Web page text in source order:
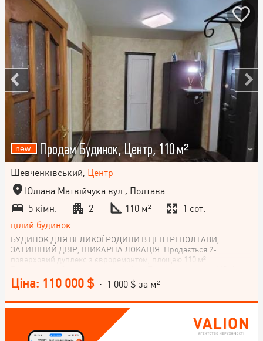
Продам Будинок, Центр, 110 м²
Шевченківський, Центр
Юліана Матвійчука вул., Полтава
5 кімн.
2 110 м²
1 сот.
цілий будинок
БУДИНОК ДЛЯ ВЕЛИКОЇ РОДИНИ В ЦЕНТРІ ПОЛТАВИ,
ЗАТИШНИЙ ДВІР, ШИКАРНА ЛОКАЦІЯ. Продається 2-
поверховий дуплекс з євроремонтом, площею 110 м².
Матвійчука. Житлова площа 50 м², газове опалення, власний
гараж і земельна ділянка площею 1 сотка. 5 кімнатна квартира в
цегляному будинку по вулиці Юліана Матвійчука (Пушкіна),
поруч з АТБ та зупинкою Зигіна, школа 25, дитсадок.аптека, мед
центр, школа боксу. Загальна площа квартири - 110 м кв. 2 этаж
з окремим входом. 1 поверх вхід окремий з вул Пушкіна.
Ціна: 110 000 $ · 1 000 $ за м²